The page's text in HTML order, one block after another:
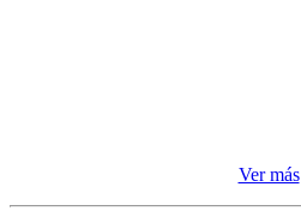
Ver más